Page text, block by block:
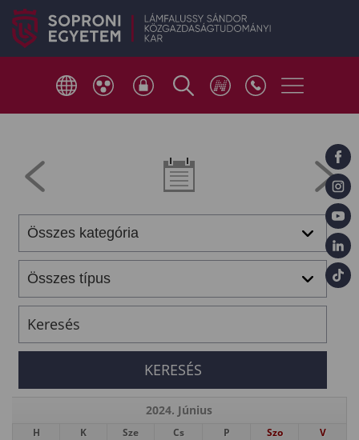
2024. Június
H K Sze Cs P Szo V